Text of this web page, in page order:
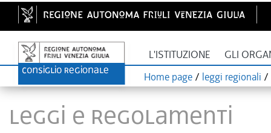
L'ISTITUZIONE GLI
Home page / leggi regionali /
LEGGI E REGOLAMENTI